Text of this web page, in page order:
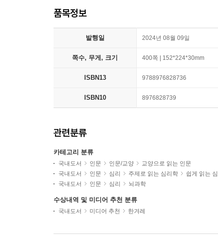
품목정보
발행일 2024년 08월 09일
쪽수, 무게, 크기 400쪽 | 152*224*30mm
ISBN13 9788976828736
ISBN10 8976828739
관련분류
카테고리 분류
국내도서 인문 인문/교양
교양으로 읽는 인문
국내도서
인문 심리 주제로 읽는 심리학
쉽게 읽는
국내도서
인문 심리 뇌과학
수상내역 및 미디어 추천 분류
국내도서 미디어 추천 한겨레